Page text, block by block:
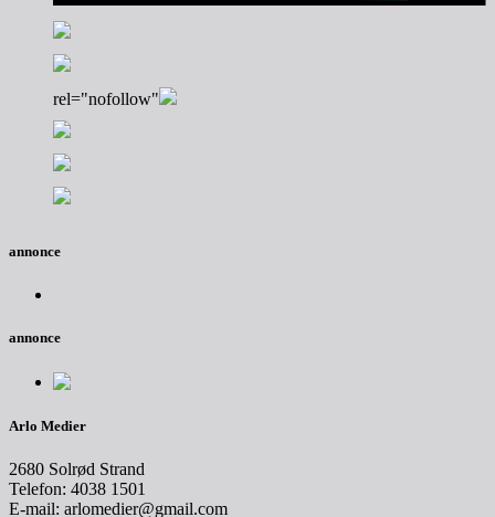
rel="nofollow"
annonce
annonce
Arlo Medier
2680 Solrød Strand
Telefon: 4038 1501
E-mail: arlomedier@gmail.com